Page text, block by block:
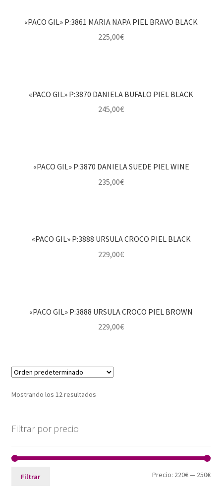
«PACO GIL» P:3861 MARIA NAPA PIEL BRAVO BLACK
225,00€
«PACO GIL» P:3870 DANIELA BUFALO PIEL BLACK
245,00€
«PACO GIL» P:3870 DANIELA SUEDE PIEL WINE
235,00€
«PACO GIL» P:3888 URSULA CROCO PIEL BLACK
229,00€
«PACO GIL» P:3888 URSULA CROCO PIEL BROWN
229,00€
Mostrando los 12 resultados
Filtrar por precio
Filtrar Precio: 220€— 250€